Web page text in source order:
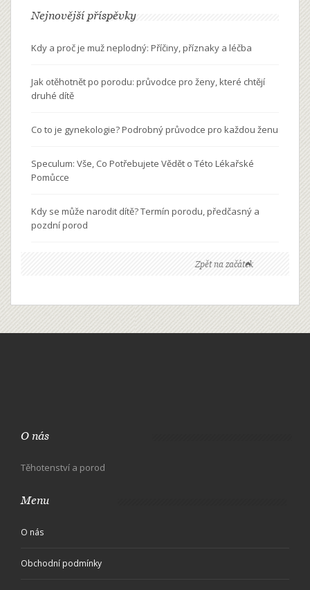
Nejnovější příspěvky
Kdy a proč je muž neplodný: Příčiny, příznaky a léčba
Jak otěhotnět po porodu: průvodce pro ženy, které chtějí
druhé dítě
Co to je gynekologie? Podrobný průvodce pro každou ženu
Speculum: Vše, Co Potřebujete Vědět o Této Lékařské
Pomůcce
Kdy se může narodit dítě? Termín porodu, předčasný a
pozdní porod
Zpět na začátek
O nás
Těhotenství a porod
Menu
O nás
Obchodní podmínky